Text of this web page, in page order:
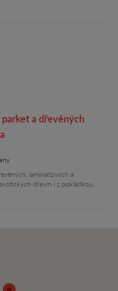
a dřevěných
laminátových a
dřevin i s pokládkou.